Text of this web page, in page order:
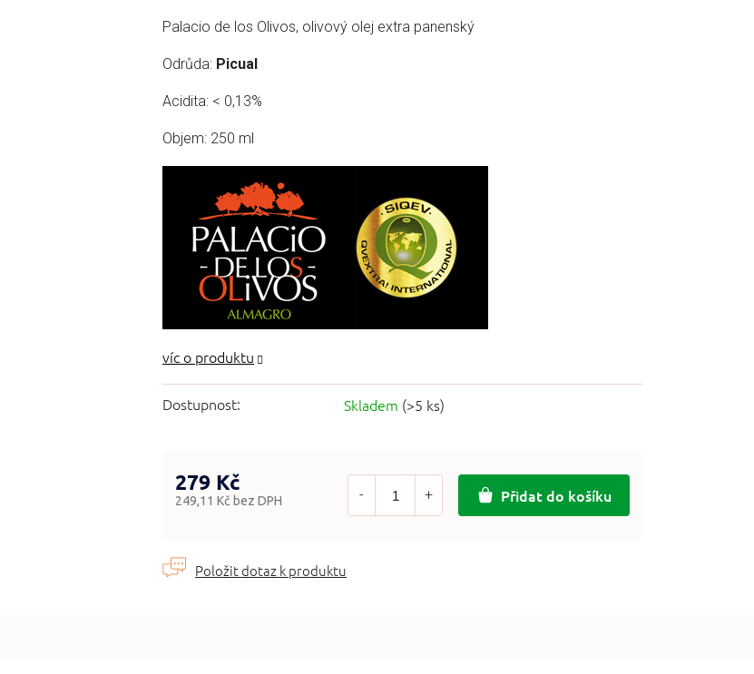
Dostupnost: Skladem (>5 ks)
Palacio de los Olivos, olivový olej extra panenský
Odrůda: Picual
Acidita: < 0,13%
Objem: 250 ml
produktu
0,0
5
hvězdiček.
279 Kč
249,11 Kč bez DPH
Přidat do košíku